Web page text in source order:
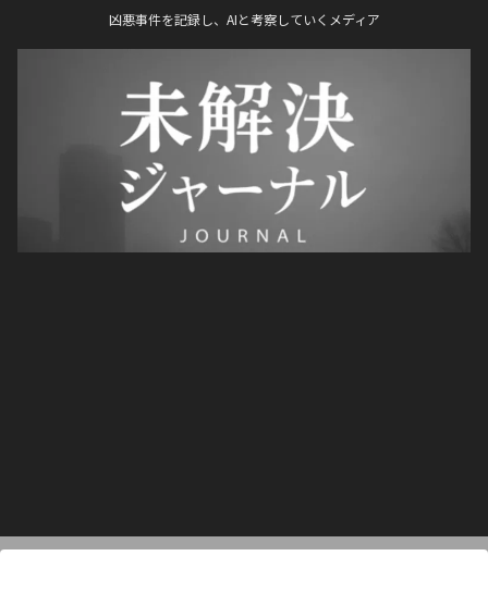
凶悪事件を記録し、AIと考察していくメディア